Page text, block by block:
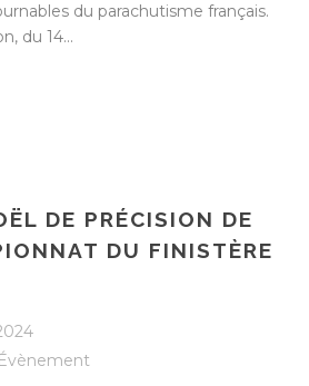
du parachutisme français.
du 14...
DE PRÉCISION DE
DU FINISTÈRE
Évènement